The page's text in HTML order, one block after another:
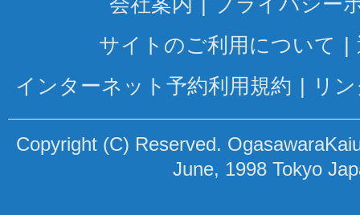
サイトのご利用について
インターネット予約利用規約
リ
Copyright (C) Reserved.
June, 1998 Tokyo